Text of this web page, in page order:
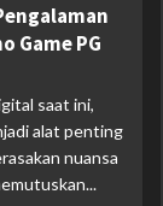
Game PG
saat ini,
alat penting
nuansa